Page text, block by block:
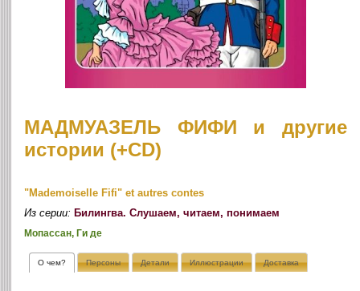
МАДМУАЗЕЛЬ ФИФИ и другие
истории (+CD)
"Mademoiselle Fifi" et autres contes
Из серии: Билингва. Слушаем, читаем, понимаем
Мопассан, Ги де
О чем? Персоны Детали Иллюстрации Доставка